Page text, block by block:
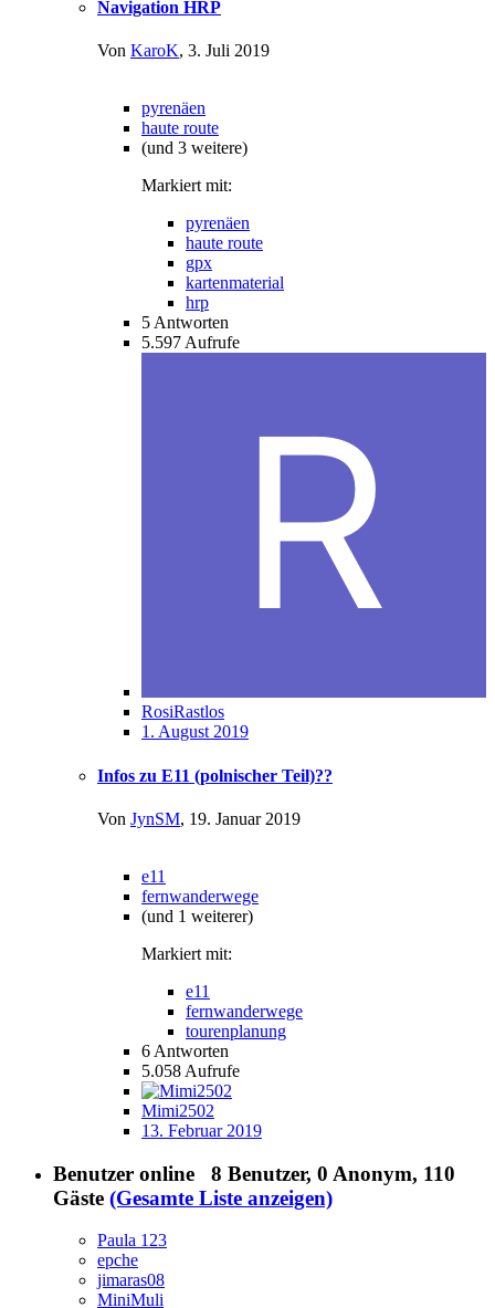
Navigation HRP
Von KaroK, 3. Juli 2019
pyrenäen
haute route
(und 3 weitere)
Markiert mit:
pyrenäen
haute route
gpx
kartenmaterial
hrp
5 Antworten
5.597 Aufrufe
RosiRastlos
1. August 2019
Infos zu E11 (polnischer Teil)??
Von JynSM, 19. Januar 2019
e11
fernwanderwege
(und 1 weiterer)
Markiert mit:
e11
fernwanderwege
tourenplanung
6 Antworten
5.058 Aufrufe
Mimi2502
13. Februar 2019
Benutzer online 8 Benutzer, 0 Anonym, 110
Gäste (Gesamte Liste anzeigen)
Paula 123
epche
jimaras08
MiniMuli